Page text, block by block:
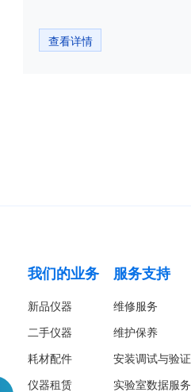
查看详情
我们的业务
新品仪器
二手仪器
耗材配件
仪器租赁
服务支持
维修服务
维护保养
安装调试与验证
实验室数据服务